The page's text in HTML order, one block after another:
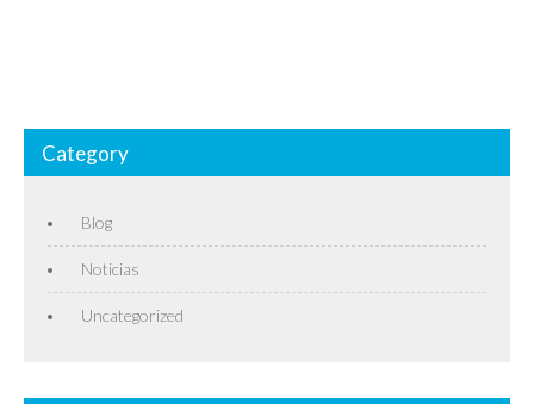
Category
Blog
Noticias
Uncategorized